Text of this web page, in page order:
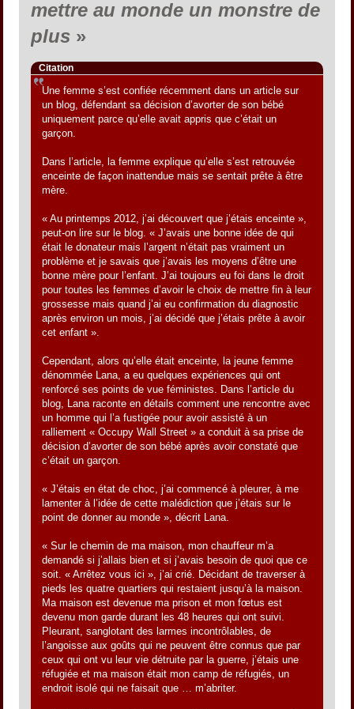
mettre au monde un monstre de
plus»
Citation
Une femme s’est confiée récemment dans un article sur
un blog, défendant sa décision d’avorter de son bébé
uniquement parce qu’elle avait appris que c’était un
garçon.
Dans l’article, la femme explique qu’elle s’est retrouvée
enceinte de façon inattendue mais se sentait prête à être
mère.
« Au printemps 2012, j’ai découvert que j’étais enceinte »,
peut-on lire sur le blog. « J’avais une bonne idée de qui
était le donateur mais l’argent n’était pas vraiment un
problème et je savais que j’avais les moyens d’être une
bonne mère pour l’enfant. J’ai toujours eu foi dans le droit
pour toutes les femmes d’avoir le choix de mettre fin à leur
grossesse mais quand j’ai eu confirmation du diagnostic
après environ un mois, j’ai décidé que j’étais prête à avoir
cet enfant ».
Cependant, alors qu’elle était enceinte, la jeune femme
dénommée Lana, a eu quelques expériences qui ont
renforcé ses points de vue féministes. Dans l’article du
blog, Lana raconte en détails comment une rencontre avec
un homme qui l’a fustigée pour avoir assisté à un
ralliement « Occupy Wall Street » a conduit à sa prise de
décision d’avorter de son bébé après avoir constaté que
c’était un garçon.
« J’étais en état de choc, j’ai commencé à pleurer, à me
lamenter à l’idée de cette malédiction que j’étais sur le
point de donner au monde », décrit Lana.
« Sur le chemin de ma maison, mon chauffeur m’a
demandé si j’allais bien et si j’avais besoin de quoi que ce
soit. « Arrêtez vous ici », j’ai crié. Décidant de traverser à
pieds les quatre quartiers qui restaient jusqu’à la maison.
Ma maison est devenue ma prison et mon fœtus est
devenu mon garde durant les 48 heures qui ont suivi.
Pleurant, sanglotant des larmes incontrôlables, de
l’angoisse aux goûts qui ne peuvent être connus que par
ceux qui ont vu leur vie détruite par la guerre, j’étais une
réfugiée et ma maison était mon camp de réfugiés, un
endroit isolé qui ne faisait que … m’abriter.